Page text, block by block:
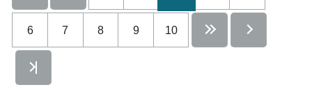
6 7 8 9 10